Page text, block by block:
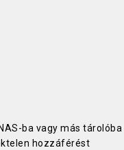
ba vagy más tárolóba
hozzáférést